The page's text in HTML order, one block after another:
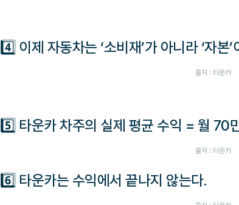
4️⃣ 이제 자동차는 ‘소비재’가 아니라 ‘자본’
출처 : 타운카
5️⃣ 타운카 차주의 실제 평균 수익 = 월 70
출처 : 타운카
6️⃣ 타운카는 수익에서 끝나지 않는다.